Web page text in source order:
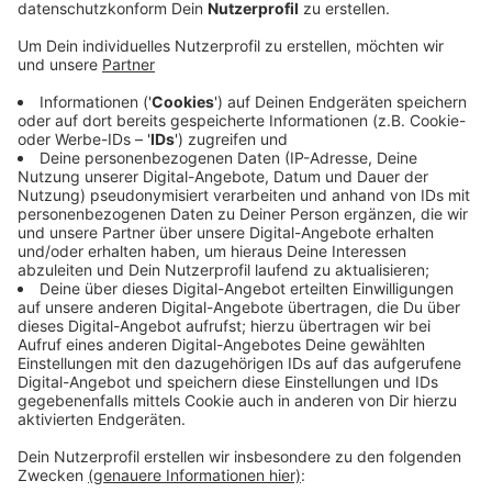
Schon vor drei Jahren hat die Mags das
Schilderkonzept im Rheydter Stadtwald installiert.
Das kam bei den Parkbesuchern so gut an, dass jetzt
weitere Parkanlagen mit Wegweisern ausgestattet
wurden, so die Mags. Die Beschilderung hat ein
übersichtliches Farbkonzept: rosa steht etwa für
Spielplätze, olivgrau für Hundewiesen, Rot für Ein- und
Ausgänge der Parks.
Das sind die neu beschilderten Parkanlagen: Pixbusch,
Bunter Garten, Bresges Park, Schloss Wickrath,
Badhotelweiher, Mülforter Bruch, Franz Nicodem Park,
Schmölderpark, Beller Mühle, Stadtwald, Volksgarten.
Anzeige